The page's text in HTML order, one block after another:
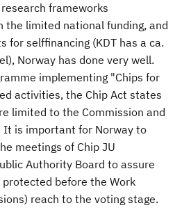
frameworks
the limited national funding, and
for selffinancing (KDT has a ca.
Norway has done very well.
implementing "Chips for
activities, the Chip Act states
limited to the Commission and
It is important for Norway to
meetings of Chip JU
Authority Board to assure
before the Work
reach to the voting stage.